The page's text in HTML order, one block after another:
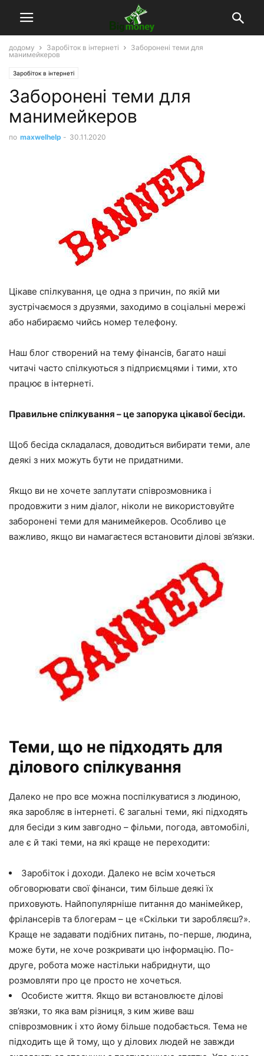
додому Заробіток в інтернеті
Заборонені теми для
манимейкеров
Заробіток в інтернеті
Заборонені теми для
манимейкеров
по maxwelhelp - 30.11.2020
Цікаве спілкування, це одна з причин, по якій ми
зустрічаємося з друзями, заходимо в соціальні мережі
або набираємо чийсь номер телефону.
Наш блог створений на тему фінансів, багато наші
читачі часто спілкуються з підприємцями і тими, хто
працює в інтернеті.
Правильне спілкування – це запорука цікавої бесіди.
Щоб бесіда складалася, доводиться вибирати теми, але
деякі з них можуть бути не придатними.
Якщо ви не хочете заплутати співрозмовника і
продовжити з ним діалог, ніколи не використовуйте
заборонені теми для манимейкеров. Особливо це
важливо, якщо ви намагаєтеся встановити ділові зв’язки.
Теми, що не підходять для
ділового спілкування
Далеко не про все можна поспілкуватися з людиною,
яка заробляє в інтернеті. Є загальні теми, які підходять
для бесіди з ким завгодно – фільми, погода, автомобілі,
але є й такі теми, на які краще не переходити:
Заробіток і доходи. Далеко не всім хочеться
обговорювати свої фінанси, тим більше деякі їх
приховують. Найпопулярніше питання до манімейкер,
фрілансерів та блогерам – це «Скільки ти заробляєш?».
Краще не задавати подібних питань, по-перше, людина,
може бути, не хоче розкривати цю інформацію. По-
друге, робота може настільки набриднути, що
розмовляти про це просто не хочеться.
Особисте життя. Якщо ви встановлюєте ділові
зв’язки, то яка вам різниця, з ким живе ваш
співрозмовник і хто йому більше подобається. Тема не
підходить ще й тому, що у ділових людей не завжди